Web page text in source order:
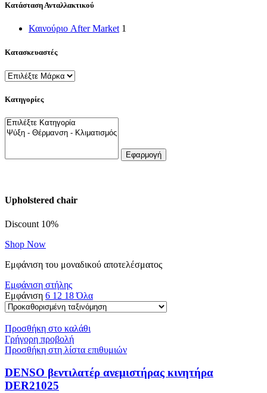
Κατάσταση Ανταλλακτικού
Καινούριο After Market 1
Κατασκευαστές
Κατηγορίες
Εφαρμογή
Upholstered chair
Discount 10%
Shop Now
Εμφάνιση του μοναδικού αποτελέσματος
Εμφάνιση στήλης
Εμφάνιση 6 12 18Όλα
Προσθήκη στο καλάθι
Γρήγορη προβολή
Προσθήκη στη λίστα επιθυμιών
DENSO βεντιλατέρ ανεμιστήρας κινητήρα
DER21025